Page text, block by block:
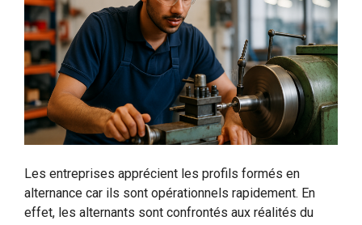
Les entreprises apprécient les profils formés en
alternance car ils sont opérationnels rapidement. En
effet, les alternants sont confrontés aux réalités du